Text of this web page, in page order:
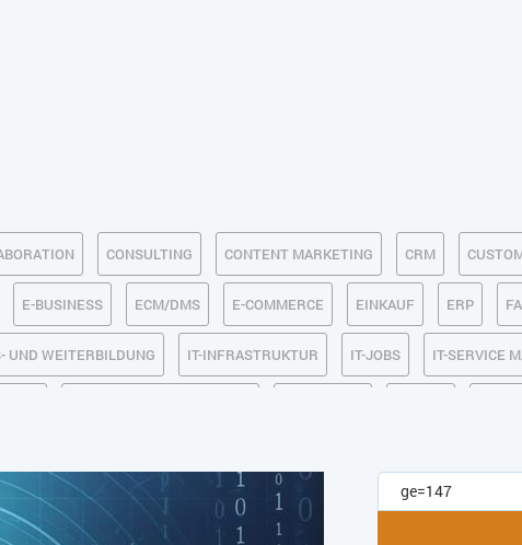
CONSULTING CONTENT MARKETING CRM
E-BUSINESS ECM/DMS E-COMMERCE EINKAUF ERP
UND WEITERBILDUNG IT-INFRASTRUKTUR IT-JOBS IT-SERVICE
TRENDKOMPASS 2025 TRENDKOMPASS 2026